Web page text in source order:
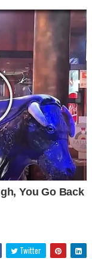
Twitter